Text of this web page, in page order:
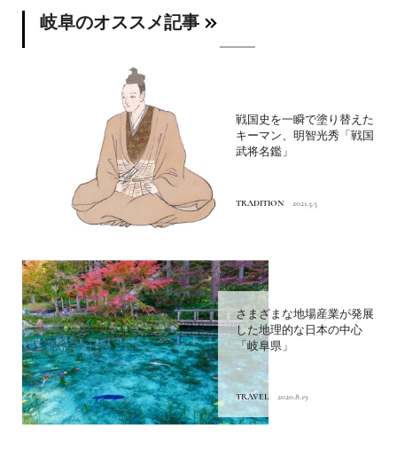
岐阜のオススメ記事
戦国史を一瞬で塗り替えた
キーマン、明智光秀「戦国
武将名鑑」
TRADITION 2021.5.5
さまざまな地場産業が発展
した地理的な日本の中心
「岐阜県」
TRAVEL 2020.8.19